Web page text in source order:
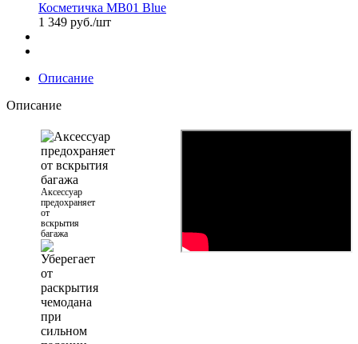
Косметичка MB01 Blue
1 349 руб./шт
Описание
Описание
Аксессуар
предохраняет
от
вскрытия
багажа